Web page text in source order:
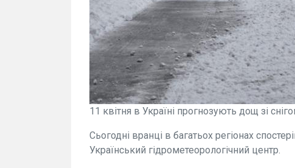
11 квітня в Україні прогнозують дощ зі
Сьогодні вранці в багатьох регіонах
Український гідрометеорологічний центр.